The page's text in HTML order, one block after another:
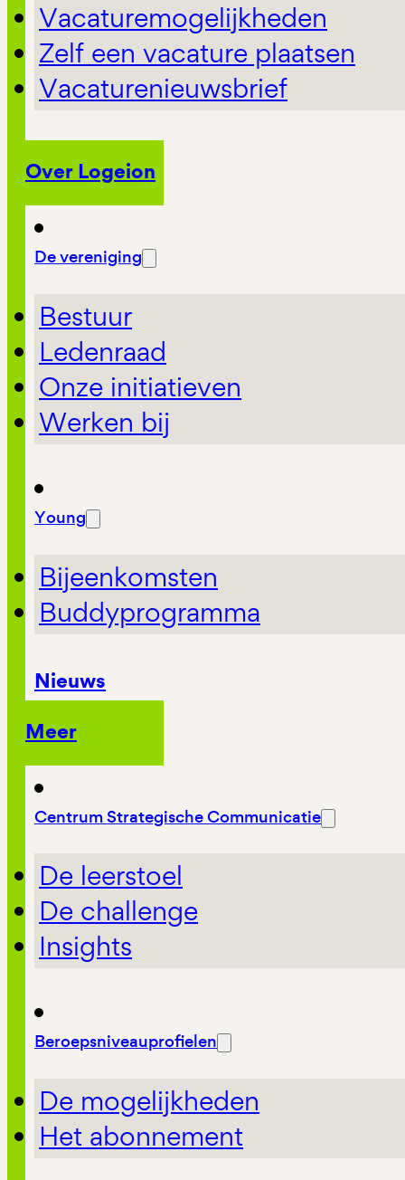
Vacaturemogelijkheden
Zelf een vacature plaatsen
Vacaturenieuwsbrief
Over Logeion
De vereniging
Bestuur
Ledenraad
Onze initiatieven
Werken bij
Young
Bijeenkomsten
Buddyprogramma
Nieuws
Meer
Centrum Strategische Communicatie
De leerstoel
De challenge
Insights
Beroepsniveauprofielen
De mogelijkheden
Het abonnement